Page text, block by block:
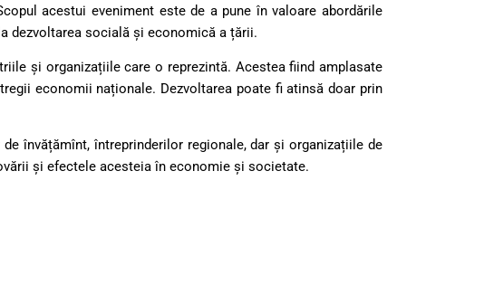
acestui eveniment este de a pune în valoare abordările
dezvoltarea socială și economică a țării.
și organizațiile care o reprezintă. Acestea fiind amplasate
economii naționale. Dezvoltarea poate fi atinsă doar prin
învățămînt, întreprinderilor regionale, dar și organizațiile de
și efectele acesteia în economie și societate.